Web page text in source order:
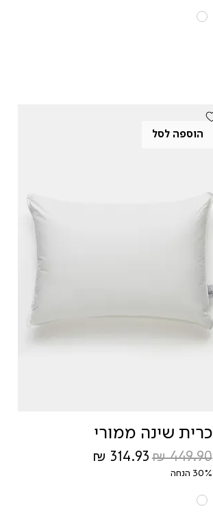
הוספה לסל
כרית שינה ממורי
מחיר רגיל מחיר מבצע
30% הנחה